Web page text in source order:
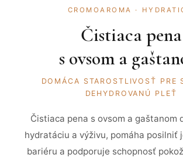
CROMOAROMA ·
Čistiaca pena
s ovsom a
DOMÁCA STAROSTLIVOSŤ PRE
DEHYDROVANÚ PLEŤ
Čistiaca pena s ovsom a gaštanom
hydratáciu a výživu, pomáha posilniť
bariéru a podporuje schopnosť